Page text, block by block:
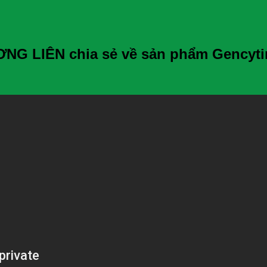
LIÊN chia sẻ về sản phẩm